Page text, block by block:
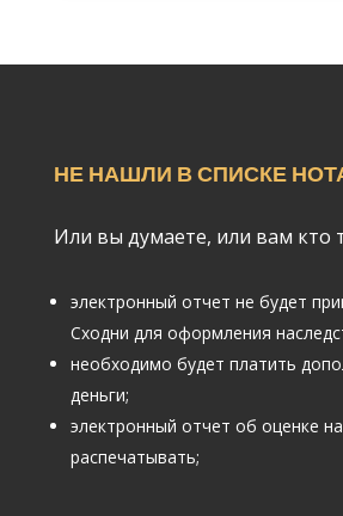
НЕ НАШЛИ В СПИСКЕ
Или вы думаете, или вам кто
электронный отчет не будет
Сходни для оформления
необходимо будет платить
деньги;
электронный отчет об оценке
распечатывать;